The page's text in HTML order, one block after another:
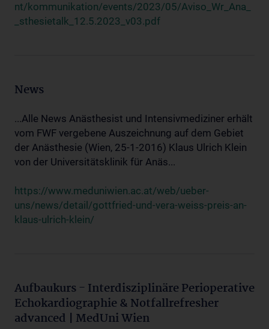
nt/kommunikation/events/2023/05/Aviso_Wr_Ana_
_sthesietalk_12.5.2023_v03.pdf
News
...Alle News Anästhesist und Intensivmediziner erhält
vom FWF vergebene Auszeichnung auf dem Gebiet
der Anästhesie (Wien, 25-1-2016) Klaus Ulrich Klein
von der Universitätsklinik für Anäs...
https://www.meduniwien.ac.at/web/ueber-
uns/news/detail/gottfried-und-vera-weiss-preis-an-
klaus-ulrich-klein/
Aufbaukurs - Interdisziplinäre Perioperative
Echokardiographie & Notfallrefresher
advanced | MedUni Wien